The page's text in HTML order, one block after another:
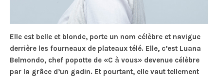
Elle est belle et blonde, porte un nom célèbre et navigue
derrière les fourneaux de plateaux télé. Elle, c’est Luana
Belmondo, chef popotte de «C à vous» devenue célèbre
par la grâce d’un gadin. Et pourtant, elle vaut tellement